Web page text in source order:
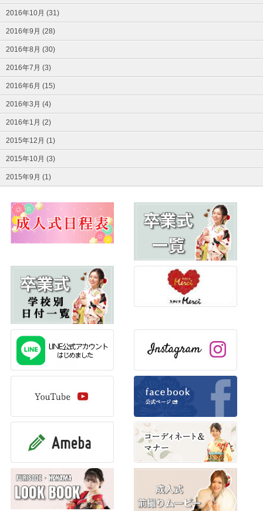
2016年10月 (31)
2016年9月 (28)
2016年8月 (30)
2016年7月 (3)
2016年6月 (15)
2016年3月 (4)
2016年1月 (2)
2015年12月 (1)
2015年10月 (3)
2015年9月 (1)